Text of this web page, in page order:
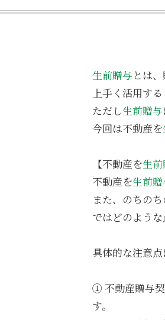
生前贈与 とは
上手く活用す
ただし生前贈与
今回は不動産を
【不動産を生
不動産を生前贈
また、のちの
ではどのよう
具体的な注意点
① 不動産贈与
す。